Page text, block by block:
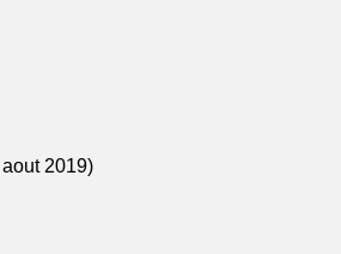
2019)